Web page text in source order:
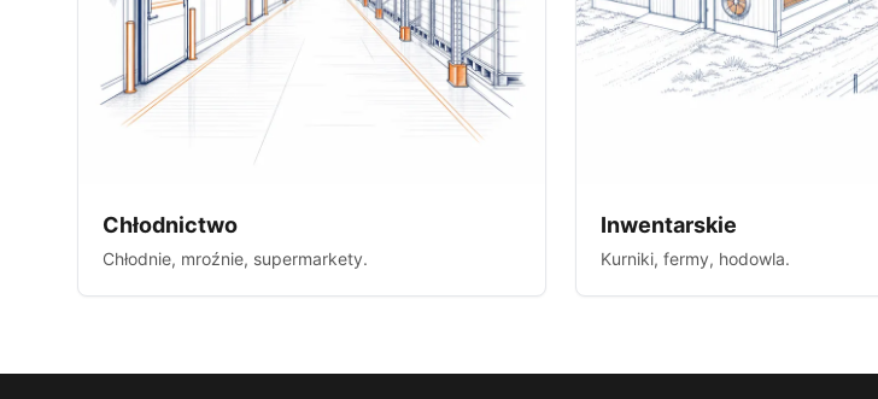
Chłodnictwo
Chłodnie, mroźnie, supermarkety.
Inwentarskie
Kurniki, fermy, hodowla.